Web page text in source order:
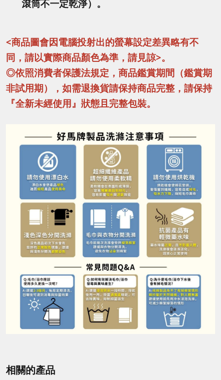
滾筒不一定乾淨）。
<商品圖會因電腦投射出的螢幕設定差異略有不
同，請以實際商品顏色為準，請見諒>。
◎依照消費者保護法規定，商品鑑賞期間（鑑賞期
非試用期），如需退換貨請保持商品完整，請保持
『全新未經使用』狀態且完整包裝。
相關的產品